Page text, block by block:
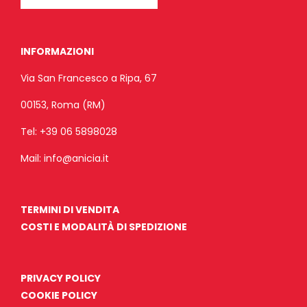
INFORMAZIONI
Via San Francesco a Ripa, 67
00153, Roma (RM)
Tel: +39 06 5898028
Mail: info@anicia.it
TERMINI DI VENDITA
COSTI E MODALITÀ DI SPEDIZIONE
PRIVACY POLICY
COOKIE POLICY